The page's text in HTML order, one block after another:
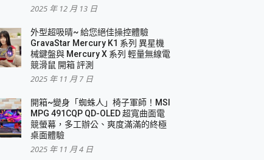
2025 年 12 月 13 日
外型超吸晴~ 給您絕佳操控體驗
GravaStar Mercury K1 系列 異星機
械鍵盤與 Mercury X 系列 輕量無線電
競滑鼠 開箱 評測
2025 年 11 月 7 日
開箱~變身「蜘蛛人」椅子軍師！MSI
MPG 491CQP QD-OLED 超寬曲面電
競螢幕，多工辦公、爽度滿滿的終極
桌面體驗
2025 年 11 月 4 日